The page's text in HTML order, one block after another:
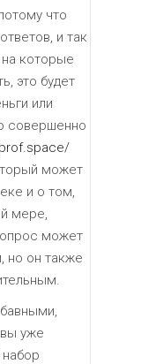
что
и так
которые
это будет
или
совершенно
может
и о том,
мере,
может
но он также
уже